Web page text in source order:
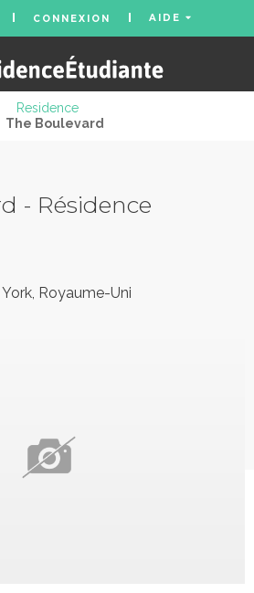
CONNEXION AIDE
Residence
The Boulevard
- Résidence
Royaume-Uni